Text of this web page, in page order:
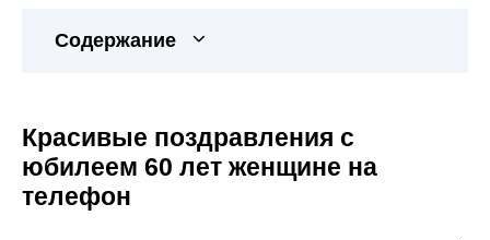
Содержание
Красивые поздравления с
юбилеем 60 лет женщине на
телефон